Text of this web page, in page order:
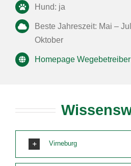
Hund: ja
Beste Jahreszeit: Mai –
Oktober
Homepage Wegebetreiber
Virneburg